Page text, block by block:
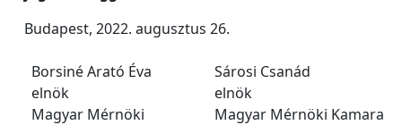
Budapest, 2022. augusztus 26.
Borsiné Arató Éva
elnök
Magyar Mérnöki
Sárosi Csanád
elnök
Magyar Mérnöki Kamara